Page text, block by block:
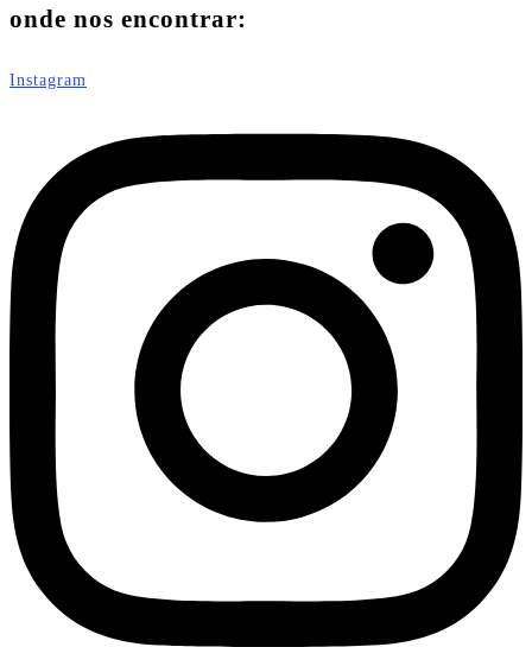
onde nos encontrar:
Instagram